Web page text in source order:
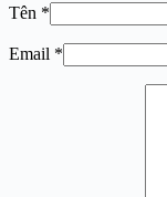
Tên *
Email *